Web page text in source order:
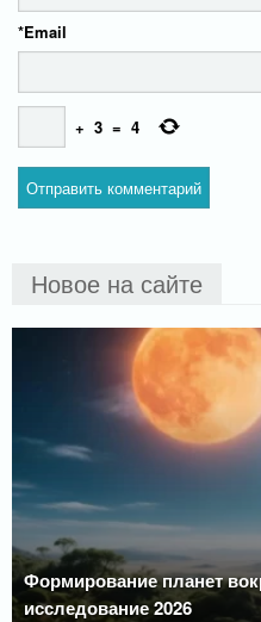
Email
*
+ 3 = 4
Новое на сайте
Формирование планет
исследование 2026